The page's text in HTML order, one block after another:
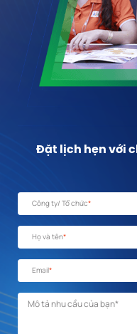
Đặt lịch hẹn với
Công ty/ Tổ chức*
Họ và tên*
Email*
Mô tả nhu cầu *